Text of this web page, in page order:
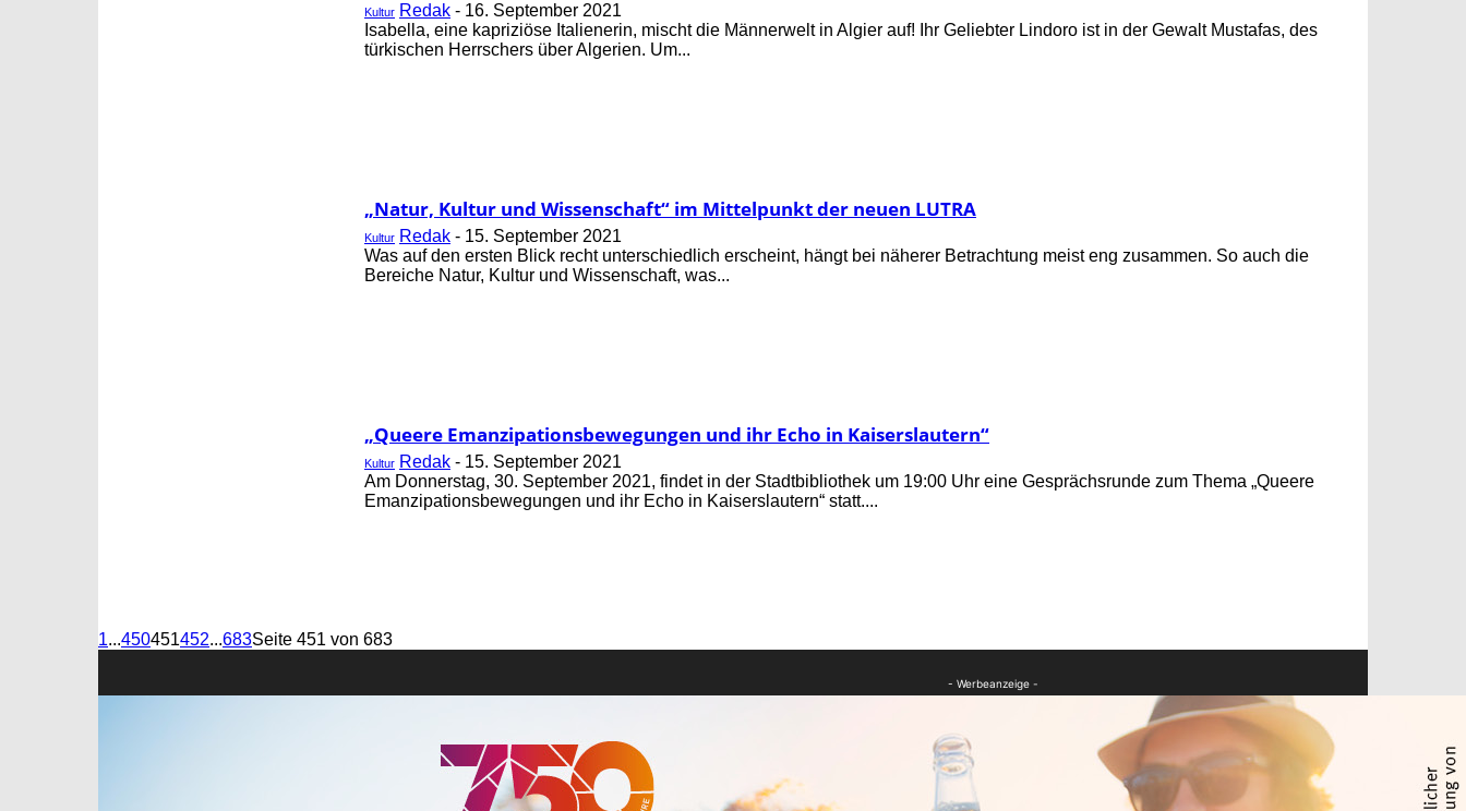
Kultur Redak - 16. September 2021
Isabella, eine kapriziöse Italienerin, mischt die Männerwelt in Algier auf! Ihr Geliebter Lindoro ist in der Gewalt Mustafas, des
türkischen Herrschers über Algerien. Um...
„Natur, Kultur und Wissenschaft“ im Mittelpunkt der neuen LUTRA
Kultur Redak - 15. September 2021
Was auf den ersten Blick recht unterschiedlich erscheint, hängt bei näherer Betrachtung meist eng zusammen. So auch die
Bereiche Natur, Kultur und Wissenschaft, was...
„Queere Emanzipationsbewegungen und ihr Echo in Kaiserslautern“
Kultur Redak - 15. September 2021
Am Donnerstag, 30. September 2021, findet in der Stadtbibliothek um 19:00 Uhr eine Gesprächsrunde zum Thema „Queere
Emanzipationsbewegungen und ihr Echo in Kaiserslautern“ statt....
1...450451452...683Seite 451 von 683
- Werbeanzeige -